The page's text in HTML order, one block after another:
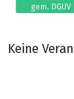
gem. DGUV
Keine